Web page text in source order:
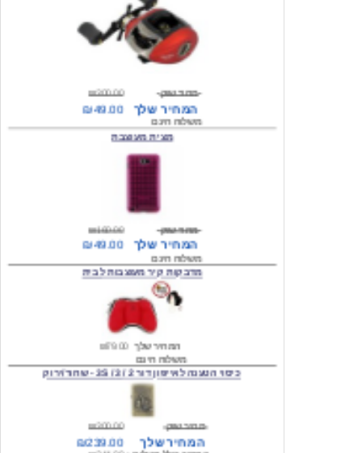
מחיר שוק
משלוח חינם
מצית מעוצבת
המחיר שלך
משלוח חינם
מדבקות קיר מעוצבות לבית
₪79.00
המחיר שלך
משלוח חינם
כיסוי הטענה לאייפון דור 2 / 3 / 3S - שחור/ירוק
המחיר שלך
₪244.00 המחיר כולל משלוח :
עגילים מעוצבים